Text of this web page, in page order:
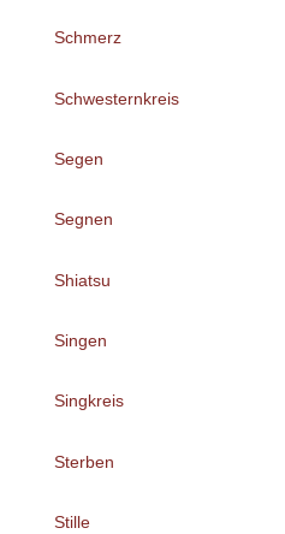
Schmerz
Schwesternkreis
Segen
Segnen
Shiatsu
Singen
Singkreis
Sterben
Stille